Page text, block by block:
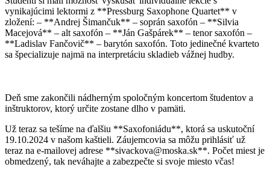
vynikajúcimi lektormi z **Pressburg Saxophone Quartet** v
zložení: – **Andrej Šimančuk** – soprán saxofón – **Silvia
Macejová** – alt saxofón – **Ján Gašpárek** – tenor saxofón –
**Ladislav Fančovič** – barytón saxofón. Toto jedinečné kvarteto
sa špecializuje najmä na interpretáciu skladieb vážnej hudby.
Deň sme zakončili nádherným spoločným koncertom študentov a
inštruktorov, ktorý určite zostane dlho v pamäti.
Už teraz sa tešíme na ďalšiu **Saxofoniádu**, ktorá sa uskutoční
19.10.2024 v našom kaštieli. Záujemcovia sa môžu prihlásiť už
teraz na e-mailovej adrese **sivackova@moska.sk**. Počet miest je
obmedzený, tak neváhajte a zabezpečte si svoje miesto včas!